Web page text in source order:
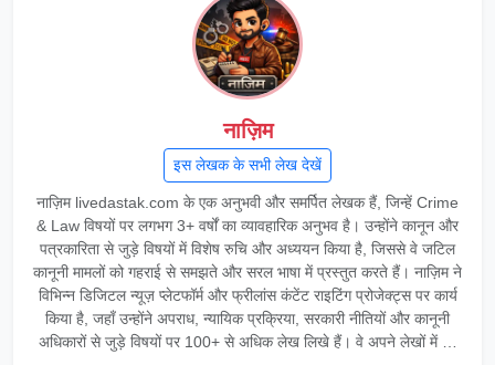
नाज़िम
इस लेखक के सभी लेख देखें
नाज़िम livedastak.com के एक अनुभवी और समर्पित लेखक हैं, जिन्हें Crime
& Law विषयों पर लगभग 3+ वर्षों का व्यावहारिक अनुभव है। उन्होंने कानून और
पत्रकारिता से जुड़े विषयों में विशेष रुचि और अध्ययन किया है, जिससे वे जटिल
कानूनी मामलों को गहराई से समझते और सरल भाषा में प्रस्तुत करते हैं। नाज़िम ने
विभिन्न डिजिटल न्यूज़ प्लेटफॉर्म और फ्रीलांस कंटेंट राइटिंग प्रोजेक्ट्स पर कार्य
किया है, जहाँ उन्होंने अपराध, न्यायिक प्रक्रिया, सरकारी नीतियों और कानूनी
अधिकारों से जुड़े विषयों पर 100+ से अधिक लेख लिखे हैं। वे अपने लेखों में …